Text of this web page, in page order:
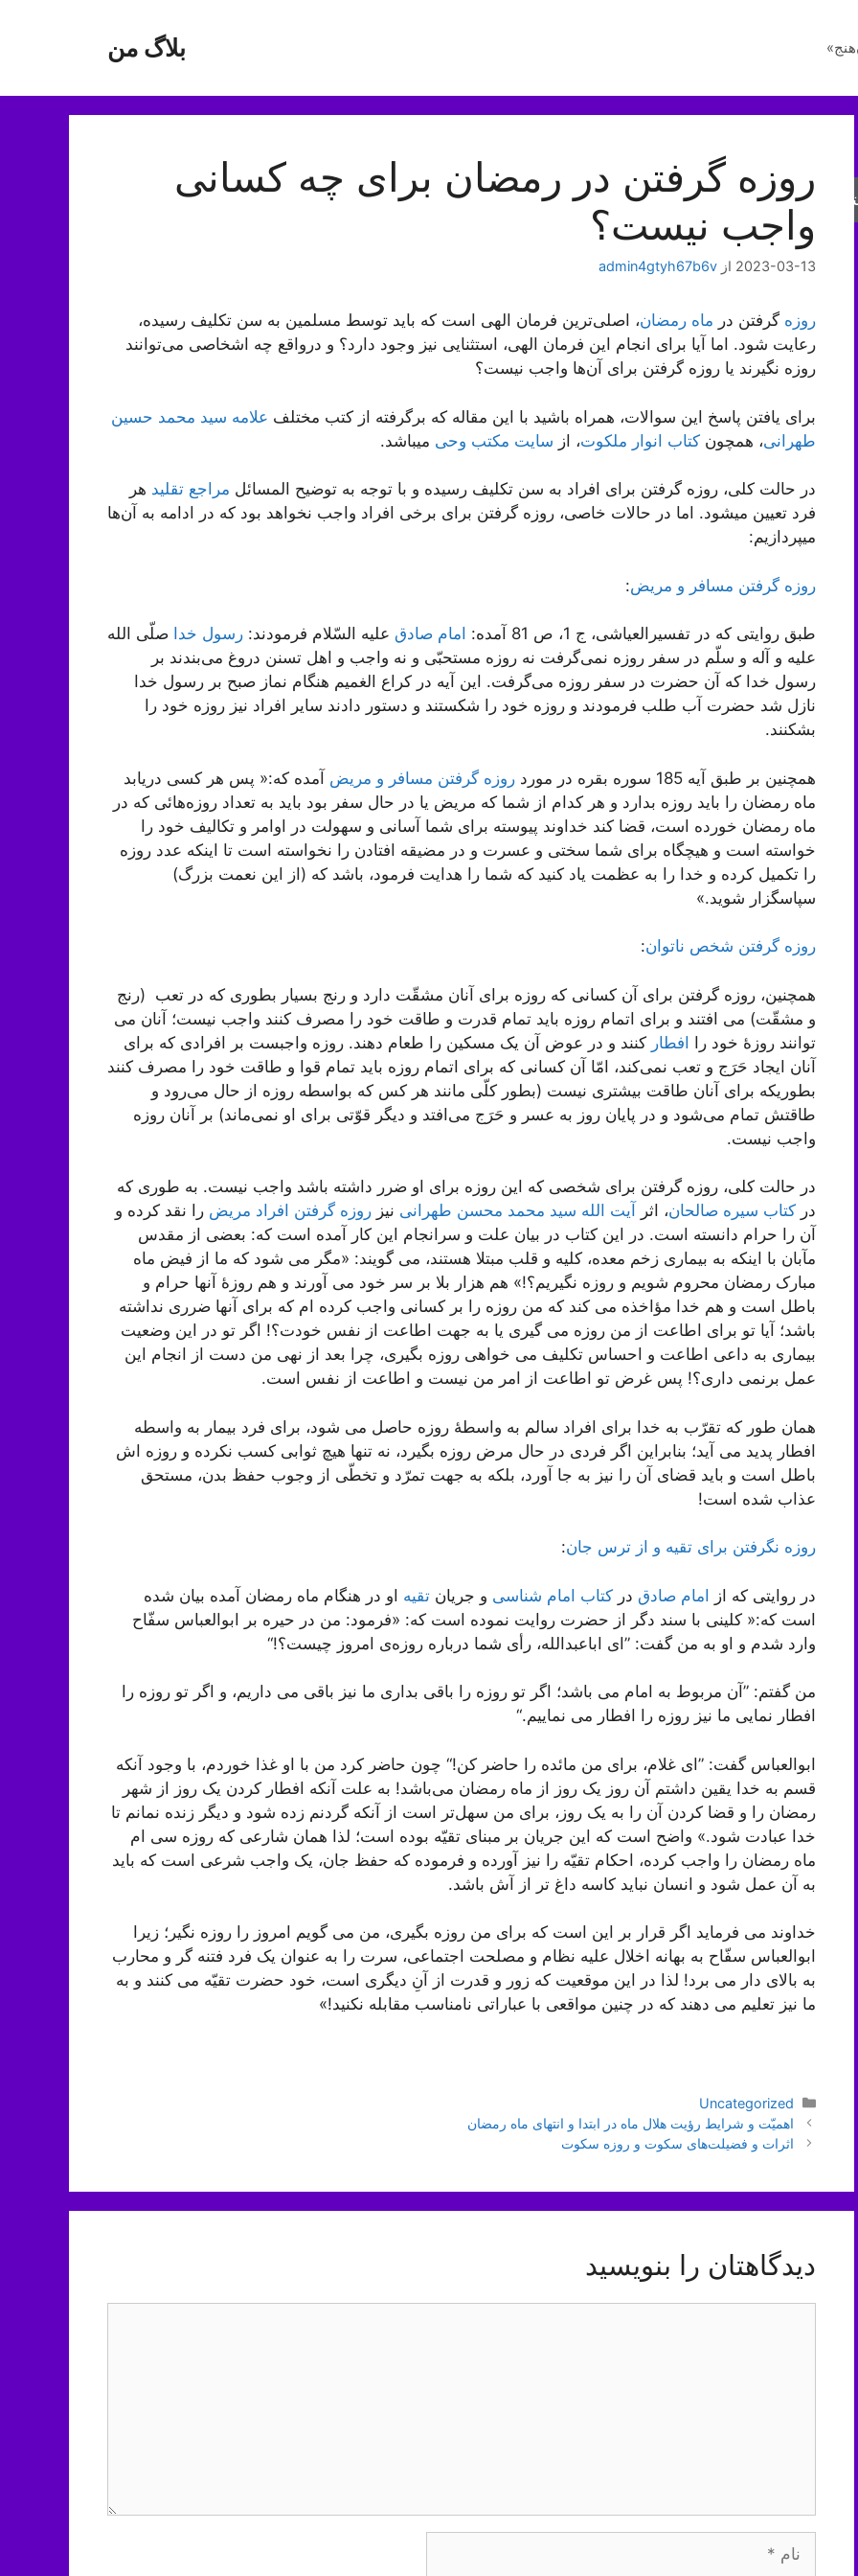
بلاگ من
روزه گرفتن در رمضان برای چه کسانی
واجب نیست؟
2023-03-13 از admin4gtyh67b6v
روزه گرفتن در ماه رمضان، اصلی‌ترین فرمان الهی است که باید توسط مسلمین به سن تکلیف رسیده،
رعایت شود. اما آیا برای انجام این فرمان الهی، استثنایی نیز وجود دارد؟ و درواقع چه اشخاصی می‌توانند
روزه نگیرند یا روزه گرفتن برای آن‌ها واجب نیست؟
برای یافتن پاسخ این سوالات، همراه باشید با این مقاله که برگرفته از کتب مختلف علامه سید محمد حسین
طهرانی، همچون کتاب انوار ملکوت، از سایت مکتب وحی میباشد.
در حالت کلی، روزه گرفتن برای افراد به سن تکلیف رسیده و با توجه به توضیح المسائل مراجع تقلید هر
فرد تعیین میشود. اما در حالات خاصی، روزه گرفتن برای برخی افراد واجب نخواهد بود که در ادامه به آن‌ها
میپردازیم:
روزه گرفتن مسافر و مریض:
طبق روایتی که در تفسیرالعیاشی، ج 1، ص 81 آمده: امام صادق علیه السّلام فرمودند: رسول خدا صلّی الله
علیه و آله و سلّم در سفر روزه نمی‌گرفت نه روزه مستحبّی و نه واجب و اهل تسنن دروغ می‌بندند بر
رسول خدا که آن حضرت در سفر روزه می‌گرفت. این آیه در کراع الغمیم هنگام نماز صبح بر رسول خدا
نازل شد حضرت آب طلب فرمودند و روزه خود را شکستند و دستور دادند سایر افراد نیز روزه خود را
بشکنند.
همچنین بر طبق آیه 185 سوره بقره در مورد روزه گرفتن مسافر و مریض آمده که:« پس هر کسی دریابد
ماه رمضان را باید روزه بدارد و هر کدام‌ از شما که‌ مریض‌ یا در حال‌ سفر بود باید به‌ تعداد روزه‌هائی‌ که‌ در
ماه‌ رمضان‌ خورده‌ است‌، قضا کند خداوند پیوسته ‌برای ‌شما آسانی‌ و سهولت‌ در اوامر و تکالیف خود را
خواسته است و هیچگاه برای شما سختی و عسرت و در مضیقه افتادن را نخواسته است تا اینکه عدد روزه
را تکمیل کرده و خدا را به عظمت یاد کنید که شما را هدایت فرمود، باشد که (از این نعمت بزرگ)
سپاسگزار شوید.»
روزه گرفتن شخص ناتوان:
همچنین، روزه گرفتن برای آن کسانی که روزه برای آنان مشقّت دارد و رنج بسیار بطوری که در تعب (رنج
و مشقّت) می افتند و برای اتمام روزه باید تمام قدرت و طاقت خود را مصرف کنند واجب نیست؛ آنان می
توانند روزۀ خود را افطار کنند و در عوض آن یک مسکین را طعام دهند. روزه واجبست بر افرادی که برای
آنان ایجاد حَرَج و تعب نمی‌کند، امّا آن کسانی که برای اتمام روزه باید تمام قوا و طاقت خود را مصرف کنند
بطوریکه برای آنان طاقت بیشتری نیست (بطور کلّی مانند هر کس که بواسطه روزه از حال می‌رود و
طاقتش تمام می‌شود و در پایان روز به عسر و حَرَج می‌افتد و دیگر قوّتی برای او نمی‌ماند) بر آنان روزه
واجب نیست.
در حالت کلی، روزه گرفتن برای شخصی که این روزه برای او ضرر داشته باشد واجب نیست. به طوری که
در کتاب سیره صالحان، اثر آیت الله سید محمد محسن طهرانی نیز روزه گرفتن افراد مریض را نقد کرده و
آن را حرام دانسته است. در این کتاب در بیان علت و سرانجام این کار آمده است که: بعضی از مقدس
مآبان با اینکه به بیماری زخم معده، کلیه و قلب مبتلا هستند، می گویند: «مگر می شود که ما از فیض ماه
مبارک رمضان محروم شویم و روزه نگیریم؟!» هم هزار بلا بر سر خود می آورند و هم روزۀ آنها حرام و
باطل است و هم خدا مؤاخذه می کند که من روزه را بر کسانی واجب کرده ام که برای آنها ضرری نداشته
باشد؛ آیا تو برای اطاعت از من روزه می گیری یا به جهت اطاعت از نفس خودت؟! اگر تو در این وضعیت
بیماری به داعی اطاعت و احساس تکلیف می خواهی روزه بگیری، چرا بعد از نهی من دست از انجام این
عمل برنمی داری؟! پس غرض تو اطاعت از امر من نیست و اطاعت از نفس است.
همان طور که تقرّب به خدا برای افراد سالم به واسطۀ روزه حاصل می شود، برای فرد بیمار به واسطه
افطار پدید می آید؛ بنابراین اگر فردی در حال مرض روزه بگیرد، نه تنها هیچ ثوابی کسب نکرده و روزه اش
باطل است و باید قضای آن را نیز به جا آورد، بلکه به جهت تمرّد و تخطّی از وجوب حفظ بدن، مستحق
عذاب شده است!
روزه نگرفتن برای تقیه و از ترس جان:
در روایتی که از امام صادق در کتاب امام شناسی و جریان تقیه او در هنگام ماه رمضان آمده بیان شده
است که:« کلینی با سند دگر از حضرت روایت نموده است که: «فرمود: من در حیره بر ابوالعباس سفّاح
وارد شدم و او به من گفت: ”ای اباعبدالله، رأی شما درباره روزه‌ی امروز چیست؟!“
من گفتم: ”آن مربوط به امام می باشد؛ اگر تو روزه را باقی بداری ما نیز باقی می داریم، و اگر تو روزه را
افطار نمایی ما نیز روزه را افطار می نماییم.“
ابوالعباس گفت: ”ای غلام، برای من مائده را حاضر کن!“ چون حاضر کرد من با او غذا خوردم، با وجود آنکه
قسم به خدا یقین داشتم آن روز یک روز از ماه رمضان می‌باشد! به علت آنکه افطار کردن یک روز از شهر
رمضان را و قضا کردن آن را به یک روز، برای من سهل‌تر است از آنکه گردنم زده شود و دیگر زنده نمانم تا
خدا عبادت شود.» واضح است که این جریان بر مبنای تقیّه بوده است؛ لذا همان شارعی که روزه سی ام
ماه رمضان را واجب کرده، احکام تقیّه را نیز آورده و فرموده که حفظ جان، یک واجب شرعی است که باید
به آن عمل شود و انسان نباید کاسه داغ تر از آش باشد.
خداوند می فرماید اگر قرار بر این است که برای من روزه بگیری، من می گویم امروز را روزه نگیر؛ زیرا
ابوالعباس سفّاح به بهانه اخلال علیه نظام و مصلحت اجتماعی، سرت را به عنوان یک فرد فتنه گر و محارب
به بالای دار می برد! لذا در این موقعیت که زور و قدرت از آنِ دیگری است، خود حضرت تقیّه می کنند و به
ما نیز تعلیم می دهند که در چنین مواقعی با عباراتی نامناسب مقابله نکنید!»
دسته‌ها
Uncategorized
ناوبری
نوشته‌ها
اهمیّت و شرایط رؤیت هلال ماه در ابتدا و انتهای ماه رمضان
اثرات و فضیلت‌های سکوت و روزه سکوت
دیدگاهتان را بنویسید